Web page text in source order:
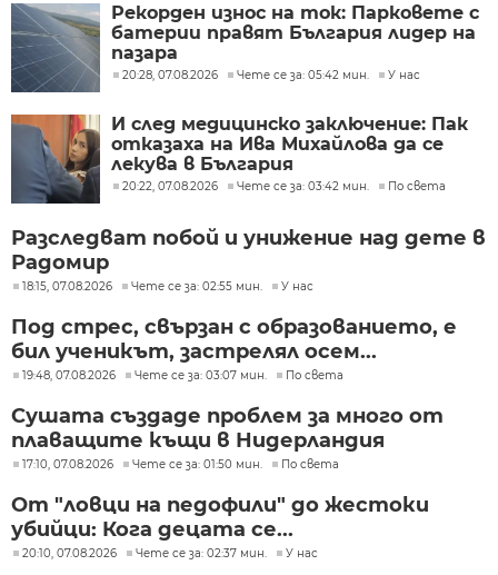
Рекорден износ на ток: Парковете с
батерии правят България лидер на
пазара
20:28, 07.08.2026 Чете се за: 05:42 мин. У нас
И след медицинско заключение: Пак
отказаха на Ива Михайлова да се
лекува в България
20:22, 07.08.2026 Чете се за: 03:42 мин. По света
Разследват побой и унижение над дете в
Радомир
18:15, 07.08.2026 Чете се за: 02:55 мин. У нас
Под стрес, свързан с образованието, е
бил ученикът, застрелял осем...
19:48, 07.08.2026 Чете се за: 03:07 мин. По света
Сушата създаде проблем за много от
плаващите къщи в Нидерландия
17:10, 07.08.2026 Чете се за: 01:50 мин. По света
От "ловци на педофили" до жестоки
убийци: Кога децата се...
20:10, 07.08.2026 Чете се за: 02:37 мин. У нас